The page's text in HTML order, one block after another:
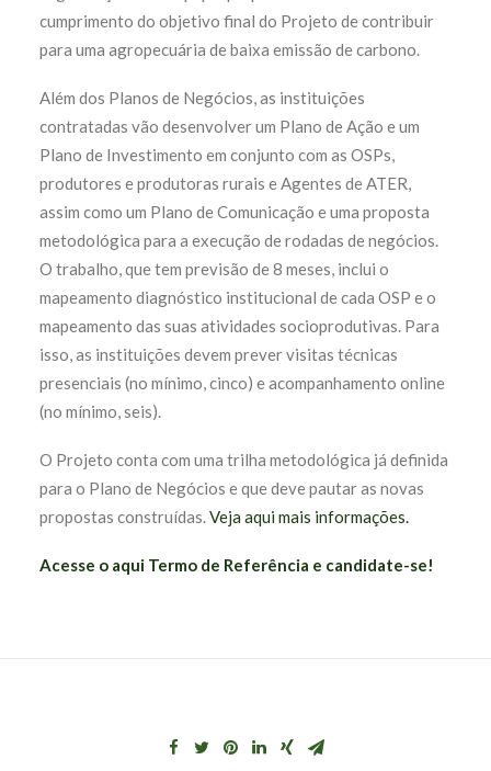
cumprimento do objetivo final do Projeto de contribuir
para uma agropecuária de baixa emissão de carbono.
Além dos Planos de Negócios, as instituições
contratadas vão desenvolver um Plano de Ação e um
Plano de Investimento em conjunto com as OSPs,
produtores e produtoras rurais e Agentes de ATER,
assim como um Plano de Comunicação e uma proposta
metodológica para a execução de rodadas de negócios.
O trabalho, que tem previsão de 8 meses, inclui o
mapeamento diagnóstico institucional de cada OSP e o
mapeamento das suas atividades socioprodutivas. Para
isso, as instituições devem prever visitas técnicas
presenciais (no mínimo, cinco) e acompanhamento online
(no mínimo, seis).
O Projeto conta com uma trilha metodológica já definida
para o Plano de Negócios e que deve pautar as novas
propostas construídas.Veja aqui mais informações.
Acesse o aqui Termo de Referência e candidate-se!